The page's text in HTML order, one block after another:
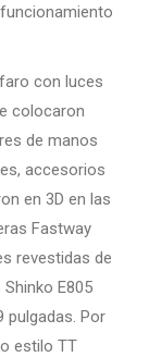
con luces
colocaron
de manos
accesorios
en 3D en las
Fastway
revestidas de
E805
pulgadas. Por
estilo TT